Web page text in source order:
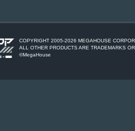
COPYRIGHT 2005-2026 MEGAHOUSE
ALL OTHER PRODUCTS ARE TRADEMARKS
©MegaHouse